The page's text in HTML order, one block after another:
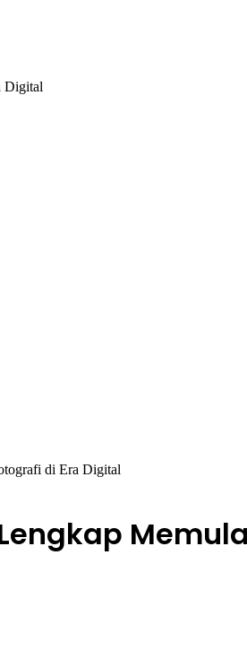
Digital
di Era Digital